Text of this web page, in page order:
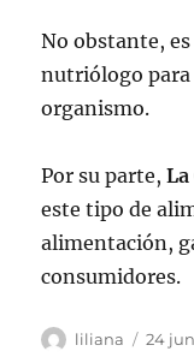
No obstante,
nutriólogo para
organismo.
Por su parte,
este tipo de
alimentación,
consumidores.
Autor
liliana 24